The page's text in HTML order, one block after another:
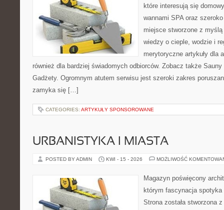
które interesują się
wannami SPA oraz
miejsce stworzone z
wiedzy o cieple, wodzie i
merytoryczne artykuły dla
również dla bardziej świadomych odbiorców. Zobacz także
Gadżety. Ogromnym atutem serwisu jest szeroki zakres
zamyka się […]
CATEGORIES: ARTYKUŁY SPONSOROWANE
URBANISTYKA I MIASTA
POSTED BY ADMIN KWI - 15 - 2026 MOŻLIWOŚĆ
Magazyn poświęcony
którym fascynacja
Strona została stworzona